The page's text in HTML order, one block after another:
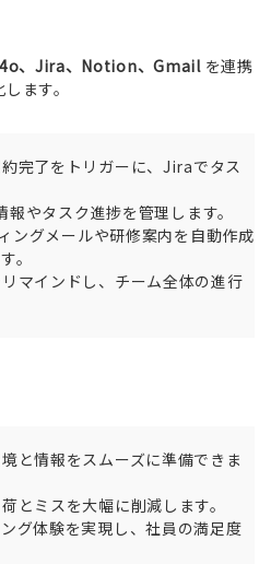
、Jira、Notion、Gmailを連携
ます。
完了をトリガーに、Jiraでタス
やタスク進捗を管理します。
ングメールや研修案内を自動作成
。
マインドし、チーム全体の進行
と情報をスムーズに準備できま
とミスを大幅に削減します。
グ体験を実現し、社員の満足度